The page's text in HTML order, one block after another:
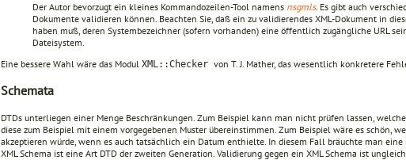
Der Autor bevorzugt ein kleines Kommandozeilen-Tool namens nsgmls. Es gibt auch
Dokumente validieren können. Beachten Sie, daß ein zu validierendes XML-Dokument in
haben muß, deren Systembezeichner (sofern vorhanden) eine öffentlich zugängliche URL
Dateisystem.
Eine bessere Wahl wäre das Modul XML::Checker von T. J. Mather, das wesentlich konkretere
Schemata
DTDs unterliegen einer Menge Beschränkungen. Zum Beispiel kann man nicht prüfen lassen,
diese zum Beispiel mit einem vorgegebenen Muster übereinstimmen. Zum Beispiel wäre es schön,
akzeptieren würde, wenn es auch tatsächlich ein Datum enthielte. In diesem Fall bräuchte man eine
XML Schema ist eine Art DTD der zweiten Generation. Validierung gegen ein XML Schema ist